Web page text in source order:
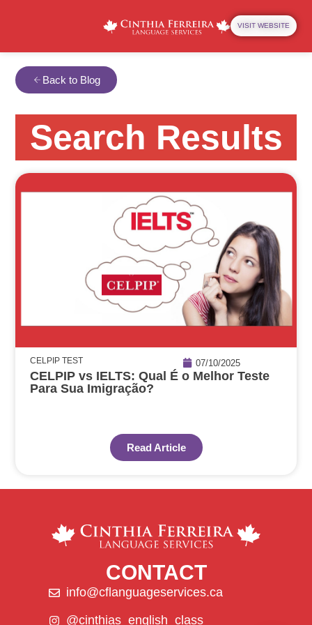
VISIT WEBSITE
Back to Blog
Search Results
CELPIP TEST 07/10/2025
CELPIP vs IELTS: Qual É o Melhor Teste
Para Sua Imigração?
Read Article
CONTACT
info@cflanguageservices.ca
@cinthias_english_class